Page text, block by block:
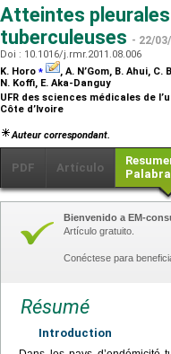
Atteintes
tuberculeuses - 22/
Doi : 10.1016/j.rmr.2011.08.006
K. Horo ⁎
, A. N’Gom, B. Ahui,
N. Koffi, E. Aka-Danguy
UFR des sciences médicales de
Côte d’Ivoire
Auteur correspondant.
PDF Artículo
Bienvenido a EM-
Artículo gratuito.
Conéctese para
Résumé
Introduction